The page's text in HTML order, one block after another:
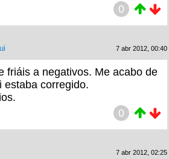
0
7 abr 2012, 00:40
friáis a negativos. Me acabo de
estaba corregido.
0
7 abr 2012, 02:25